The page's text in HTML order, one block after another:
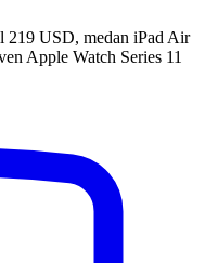
219 USD, medan iPad Air
Apple Watch Series 11